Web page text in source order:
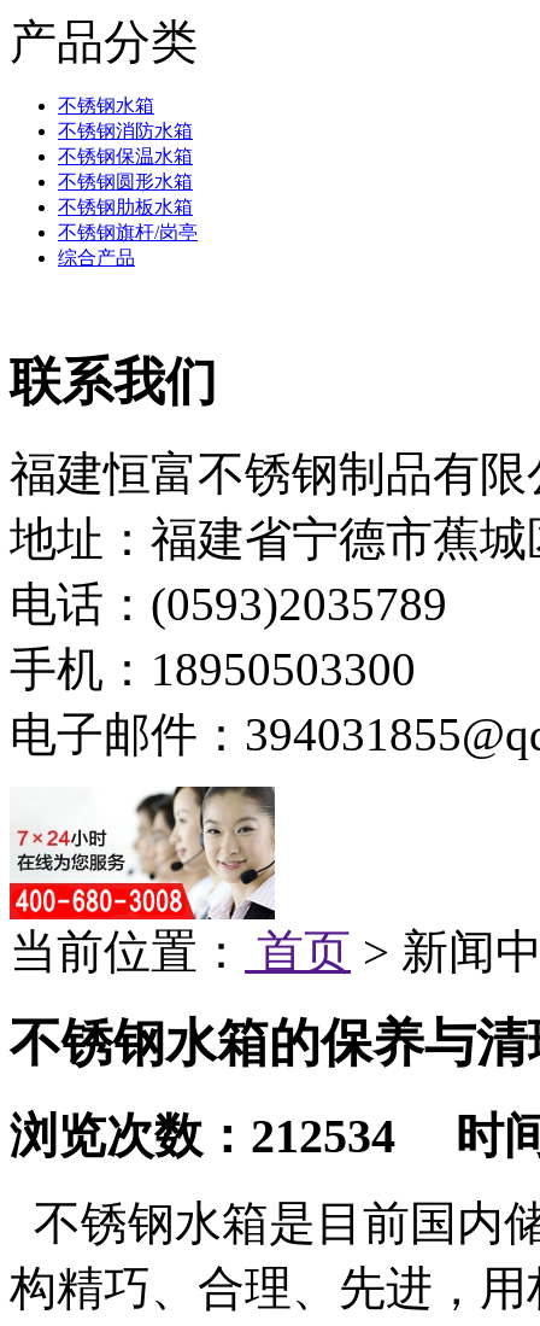
产品分类
不锈钢水箱
不锈钢消防水箱
不锈钢保温水箱
不锈钢圆形水箱
不锈钢肋板水箱
不锈钢旗杆/岗亭
综合产品
联系我们
福建恒富不锈钢制品有限
地址：福建省宁德市蕉
电话：(0593)2035789
手机：18950503300
电子邮件：
当前位置： 首页 > 新闻
不锈钢水箱的保养与清
浏览次数：212534 时
不锈钢水箱是目前国内
构精巧、合理、先进，